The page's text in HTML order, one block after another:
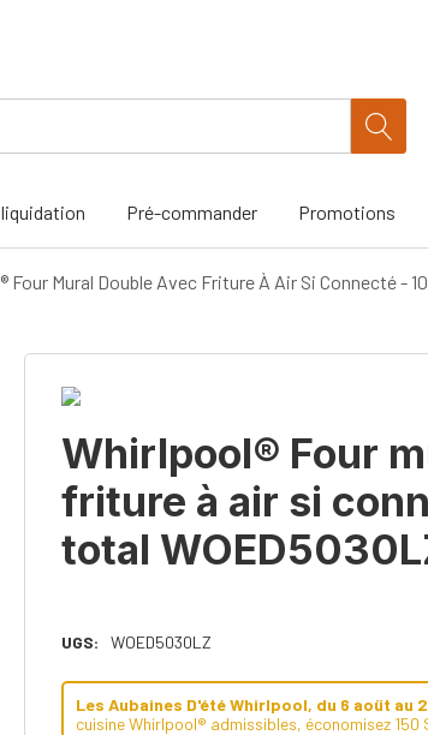
Pré-commander Promotions
Four Mural Double Avec Friture À Air Si Connecté -
Whirlpool® Four
friture à air si
total
UGS: WOED5030LZ
Les Aubaines D'été Whirlpool, du 6 aoüt au
cuisine Whirlpool® admissibles, économisez